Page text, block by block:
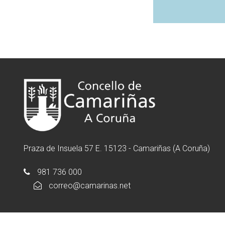
Praza de Insuela 57 E. 15123 - Camariñas (A Coruña)
981 736 000
correo@camarinas.net